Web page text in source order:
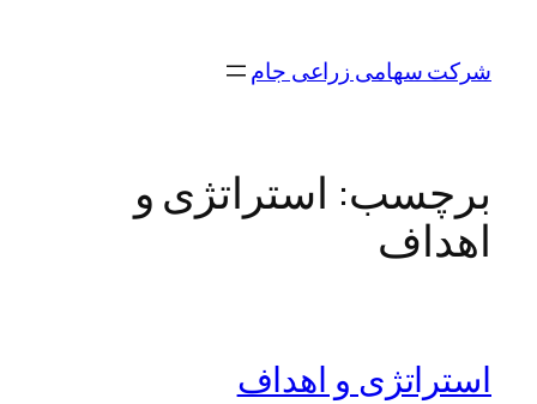
محتواشرکت سهامی زراعی جام
برچسب: استراتژی و
اهداف
استراتژی و اهداف